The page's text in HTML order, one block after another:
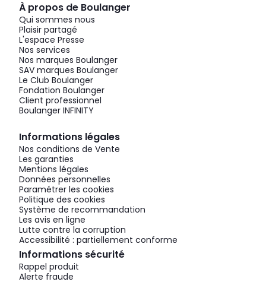
À propos de Boulanger
Qui sommes nous
Plaisir partagé
L'espace Presse
Nos services
Nos marques Boulanger
SAV marques Boulanger
Le Club Boulanger
Fondation Boulanger
Client professionnel
Boulanger INFINITY
Informations légales
Nos conditions de Vente
Les garanties
Mentions légales
Données personnelles
Paramétrer les cookies
Politique des cookies
Système de recommandation
Les avis en ligne
Lutte contre la corruption
Accessibilité : partiellement conforme
Informations sécurité
Rappel produit
Alerte fraude